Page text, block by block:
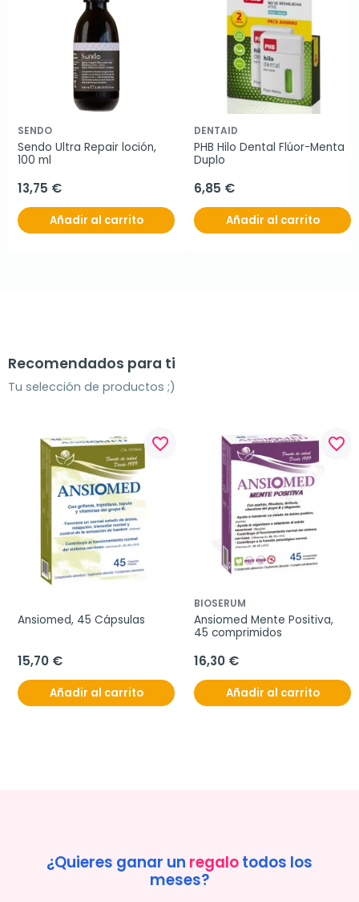
SENDO
Sendo Ultra Repair loción,
100 ml
13,75 €
Añadir al carrito
DENTAID
PHB Hilo Dental Flúor-Menta
Duplo
6,85 €
Añadir al carrito
Recomendados para ti
Tu selección de productos ;)
favorite_border
Ansiomed, 45 Cápsulas
15,70 €
Añadir al carrito
favorite_border
BIOSERUM
Ansiomed Mente Positiva,
45 comprimidos
16,30 €
Añadir al carrito
¿Quieres ganar un regalotodos los
meses?